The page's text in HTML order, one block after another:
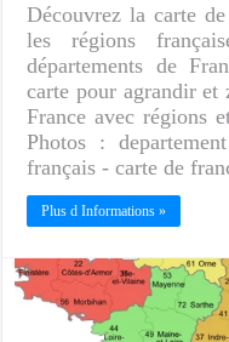
Découvrez la carte
les régions
départements de
carte pour agrandir et
France avec régions
Photos :
français - carte de
Plus d Informations »